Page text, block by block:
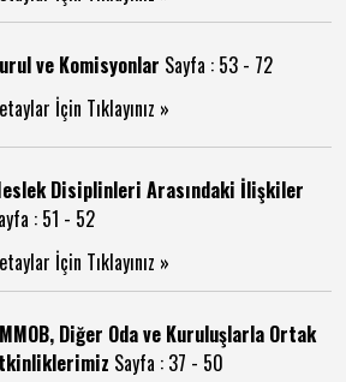
ve Komisyonlar Sayfa : 53 - 72
İçin Tıklayınız »
Disiplinleri Arasındaki İlişkiler
: 51 - 52
İçin Tıklayınız »
Diğer Oda ve Kuruluşlarla Ortak
Sayfa : 37 - 50